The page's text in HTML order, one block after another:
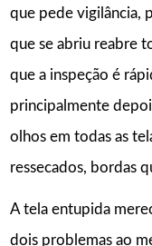
que pede vigilância,
que se abriu reabre
que a inspeção é
principalmente
olhos em todas as
ressecados, bordas
A tela entupida
dois problemas ao